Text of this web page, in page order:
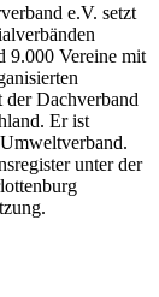
e.V. setzt
9.000 Vereine mit
Dachverband
Er ist
unter der